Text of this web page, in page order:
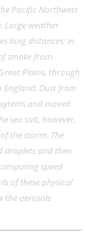
Pacific Northwest
Large weather
long distances: in
smoke from
Plains, through
England. Dust from
and moved
sea salt, however,
the storm. The
droplets and then
speed
of these physical
the aerosols